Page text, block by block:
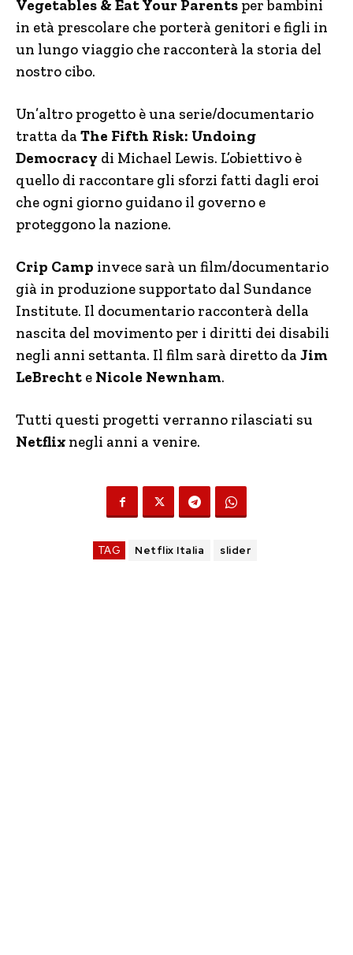
Vegetables & Eat Your Parents per bambini
in età prescolare che porterà genitori e figli in
un lungo viaggio che racconterà la storia del
nostro cibo.
Un’altro progetto è una serie/documentario
tratta daThe Fifth Risk: Undoing
Democracy di Michael Lewis. L’obiettivo è
quello di raccontare gli sforzi fatti dagli eroi
che ogni giorno guidano il governo e
proteggono la nazione.
Crip Camp invece sarà un film/documentario
già in produzione supportato dal Sundance
Institute. Il documentario racconterà della
nascita del movimento per i diritti dei disabili
negli anni settanta. Il film sarà diretto daJim
LeBrecht e Nicole Newnham.
Tutti questi progetti verranno rilasciati su
Netflix negli anni a venire.
TAG Netflix Italia slider